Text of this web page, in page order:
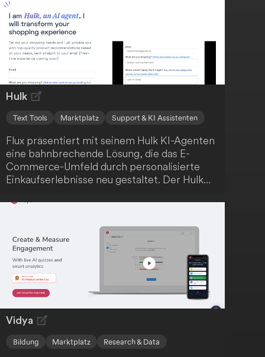
Shop für technologische Lösungen, die
sowohl für Start-ups als auch etablierte
Firmen relevant sind. Mit der transparenten
und zugänglichen Preisgestaltung können
Kunden von den vielfältigen Möglichkeiten
profitieren.
Hulk
Text Tools Marktplatz Support & KI Assistenten
Flux präsentiert mit seinem Hulk KI-Agenten
eine bahnbrechende Lösung, die das E-
Commerce-Umfeld durch personalisierte
Einkaufserlebnisse neu gestaltet. Der Hulk
Kundenbewertungen zu durchforsten und die
identifizieren. Lass dich von seinen
Funktionen begeistern.
Vidya
Bildung Marktplatz Research & Data